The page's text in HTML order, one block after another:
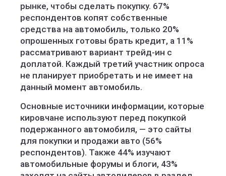
рынке, чтобы сделать покупку. 67%
респондентов копят собственные
средства на автомобиль, только 20%
опрошенных готовы брать кредит, а 11%
рассматривают вариант трейд-ин с
доплатой. Каждый третий участник опроса
не планирует приобретать и не имеет на
данный момент автомобиль.
Основные источники информации, которые
кировчане используют перед покупкой
подержанного автомобиля, — это сайты
для покупки и продажи авто (56%
респондентов). Также 44% изучают
автомобильные форумы и блоги, 43%